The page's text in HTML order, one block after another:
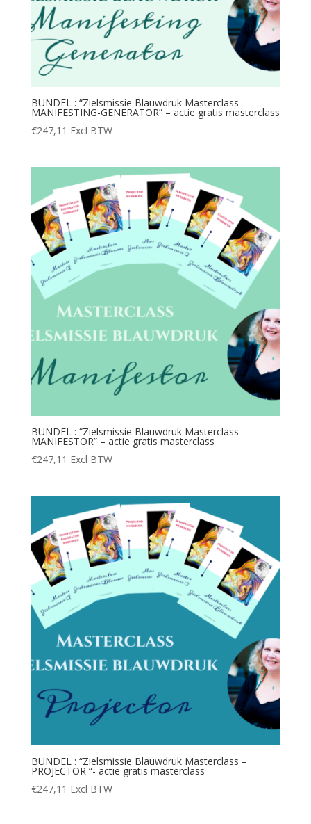
BUNDEL : “Zielsmissie Blauwdruk Masterclass –
MANIFESTING-GENERATOR” – actie gratis masterclass
€247,11 Excl BTW
BUNDEL : “Zielsmissie Blauwdruk Masterclass –
MANIFESTOR” – actie gratis masterclass
€247,11 Excl BTW
BUNDEL : “Zielsmissie Blauwdruk Masterclass –
PROJECTOR “- actie gratis masterclass
€247,11 Excl BTW